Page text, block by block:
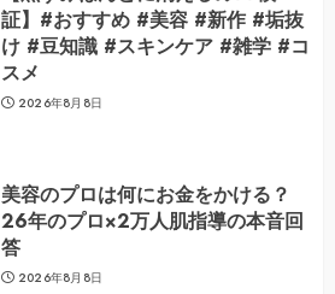
証】#おすすめ #美容 #新作 #垢抜
け #豆知識 #スキンケア #雑学 #コ
スメ
2026年8月8日
美容のプロは何にお金をかける？
26年のプロ×2万人肌指導の本音回
答
2026年8月8日